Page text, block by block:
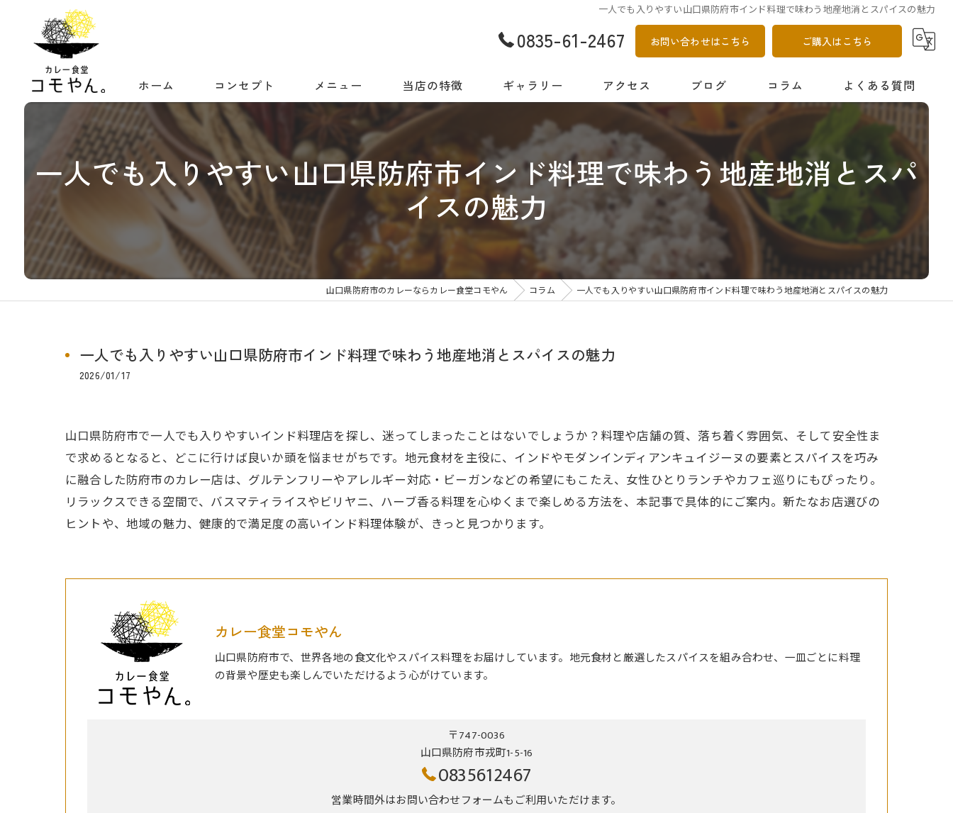
一人でも入りやすい山口県防府市インド料理で味わう地産地消とスパイスの魅力
0835-61-2467 お問い合わせはこちら ご購入はこちら
ホーム コンセプト メニュー 当店の特徴
世界の味をご自宅でも
今日だから出会える一皿
地元食材と世界の料理
店内・ギャラリー
ギャラリー アクセス ブログ コラム よくある質問
一人でも入りやすい山口県防府市インド料理で味わう地産地消とスパ
イスの魅力
山口県防府市のカレーならカレー食堂コモやん コラム 一人でも入りやすい山口県防府市インド料理で味わう地産地消とスパイスの魅力
一人でも入りやすい山口県防府市インド料理で味わう地産地消とスパイスの魅力
2026/01/17
山口県防府市で一人でも入りやすいインド料理店を探し、迷ってしまったことはないでしょうか？料理や店舗の質、落ち着く雰囲気、そして安全性ま
で求めるとなると、どこに行けば良いか頭を悩ませがちです。地元食材を主役に、インドやモダンインディアンキュイジーヌの要素とスパイスを巧み
に融合した防府市のカレー店は、グルテンフリーやアレルギー対応・ビーガンなどの希望にもこたえ、女性ひとりランチやカフェ巡りにもぴったり。
リラックスできる空間で、バスマティライスやビリヤニ、ハーブ香る料理を心ゆくまで楽しめる方法を、本記事で具体的にご案内。新たなお店選びの
ヒントや、地域の魅力、健康的で満足度の高いインド料理体験が、きっと見つかります。
カレー食堂コモやん
山口県防府市で、世界各地の食文化やスパイス料理をお届けしています。地元食材と厳選したスパイスを組み合わせ、一皿ごとに料理
の背景や歴史も楽しんでいただけるよう心がけています。
〒747-0036
山口県防府市戎町1-5-16
0835612467
営業時間外はお問い合わせフォームもご利用いただけます。